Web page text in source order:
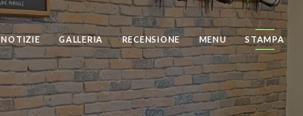
NOTIZIE GALLERIA RECENSIONE MENU STAMPA